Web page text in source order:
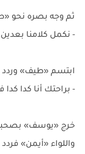
ثم وجه بصره نحو
- نكمل كلامنا بعدين
ابتسم «طيف» وردد
- براحتك أنا كدا
خرج «يوسف» بصحبة
واللواء «أيمن»